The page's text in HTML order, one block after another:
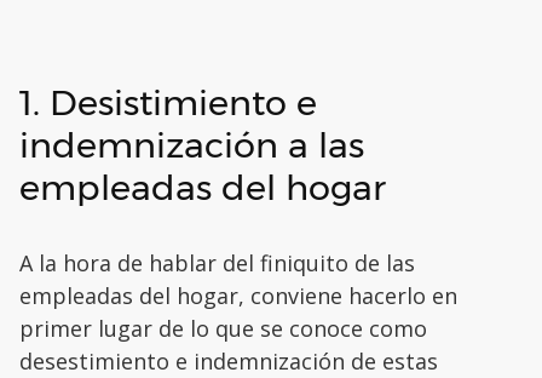
1. Desistimiento e
indemnización a las
empleadas del hogar
A la hora de hablar del finiquito de las
empleadas del hogar, conviene hacerlo en
primer lugar de lo que se conoce como
desestimiento e indemnización de estas